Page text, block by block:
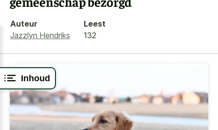
Inhoud
Auteur
Jazzlyn Hendriks
Leest
132